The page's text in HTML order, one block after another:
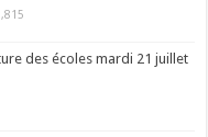
des écoles mardi 21 juillet